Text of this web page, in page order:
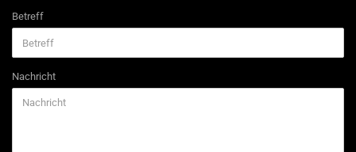
Betreff
Nachricht